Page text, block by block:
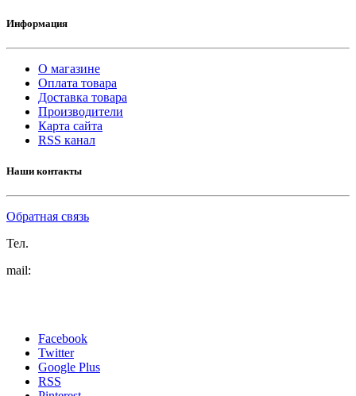
Информация
О магазине
Оплата товара
Доставка товара
Производители
Карта сайта
RSS канал
Наши контакты
Обратная связь
Тел.
mail:
Facebook
Twitter
Google Plus
RSS